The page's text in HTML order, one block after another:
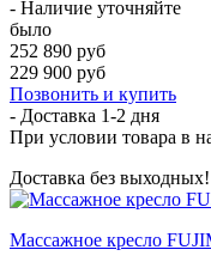
- Наличие уточняйте
было
252 890 руб
229 900 руб
Позвонить и купить
- Доставка 1-2 дня
При условии товара в
Доставка без выходных!
Массажное кресло